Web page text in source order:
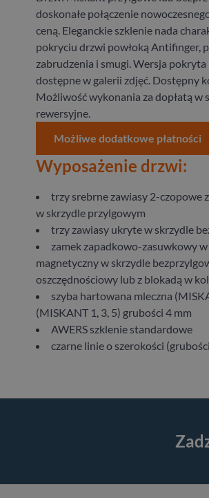
doskonałe połączenie
ceną. Eleganckie szklenie nada
pokryciu drzwi powłoką Antifinger,
zabrudzenia i smugi. Wersja
dostępne w galerii zdjęć. Dostępny
Możliwość wykonania za dopłatą w
rewersyjne.
Możliwe dodatkowe płatności
Wyposażenie drzwi:
trzy srebrne zawiasy 2-czopowe
w skrzydle przylgowym
trzy zawiasy ukryte w skrzydle
zamek zapadkowo-zasuwkowy
magnetyczny w skrzydle
oszczędnościowy lub z blokadą w
szyba hartowana mleczna
(MISKANT 1, 3, 5) grubości 4 mm
AWERS szklenie standardowe
czarne linie o szerokości